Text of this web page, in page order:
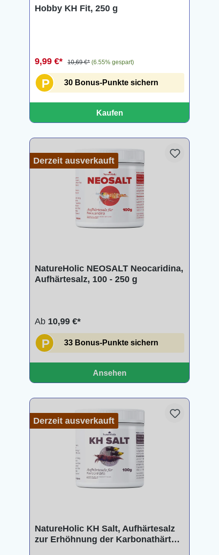
Hobby KH Fit, 250 g
9,99 €* 10,69 €* (6.55% gespart)
P 30 Bonus-Punkte sichern
Kaufen
Derzeit ausverkauft
NatureHolic NEOSALT Neocaridina,
Aufhärtesalz, 100 - 250 g
Ab 10,99 €*
P 33 Bonus-Punkte sichern
Ansehen
Derzeit ausverkauft
NatureHolic KH Salt, Aufhärtesalz
zur Erhöhnung der Karbonathärte,